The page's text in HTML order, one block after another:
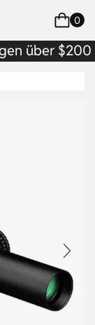
0
über $200